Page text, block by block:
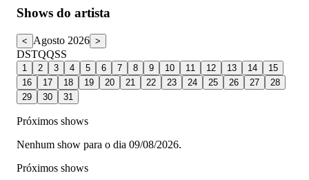
Shows do artista
< Agosto 2026 >
DSTQQSS
1 2 3 4 5 6 7 8 9 10 11 12 13 14
15
16
17 18 19 20 21 22 23 24 25 26 27
28
29
30 31
Próximos shows
Nenhum show para o dia 09/08/2026.
Próximos shows